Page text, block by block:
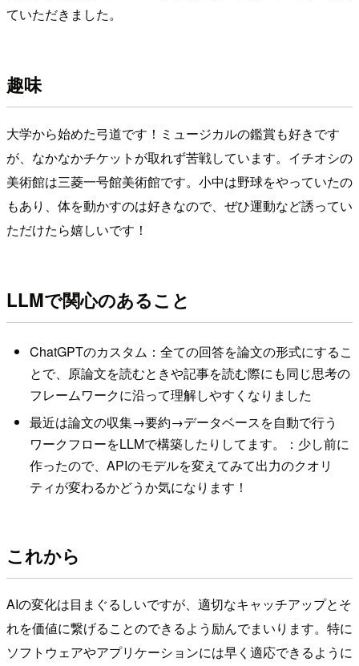
ていただきました。
趣味
大学から始めた弓道です！ミュージカルの鑑賞も好きです
が、なかなかチケットが取れず苦戦しています。イチオシの
美術館は三菱一号館美術館です。小中は野球をやっていたの
もあり、体を動かすのは好きなので、ぜひ運動など誘ってい
ただけたら嬉しいです！
LLMで関心のあること
ChatGPTのカスタム：全ての回答を論文の形式にするこ
とで、原論文を読むときや記事を読む際にも同じ思考の
フレームワークに沿って理解しやすくなりました
最近は論文の収集→要約→データベースを自動で行う
ワークフローをLLMで構築したりしてます。：少し前に
作ったので、APIのモデルを変えてみて出力のクオリ
ティが変わるかどうか気になります！
これから
AIの変化は目まぐるしいですが、適切なキャッチアップとそ
れを価値に繋げることのできるよう励んでまいります。特に
ソフトウェアやアプリケーションには早く適応できるように